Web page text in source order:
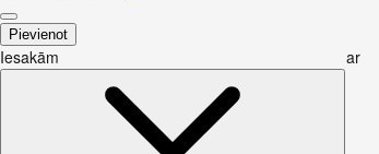
Pievienot
Iesakām ar